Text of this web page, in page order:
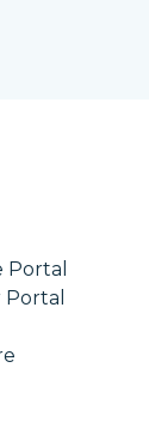
Portal